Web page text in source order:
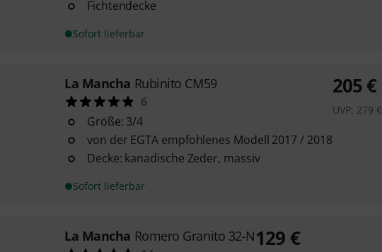
Fichtendecke
Sofort lieferbar
La Mancha Rubinito CM59
6
Größe: 3/4
von der EGTA empfohlenes Modell 2017 / 2018
Decke: kanadische Zeder, massiv
Sofort lieferbar
205€
UVP: 279 €
La Mancha Romero Granito 32-N129 €